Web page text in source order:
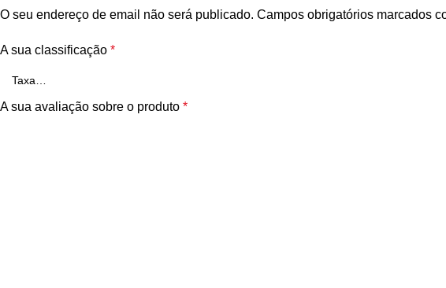
O seu endereço de email não será publicado. Campos obrigatórios marcados
A sua classificação *
A sua avaliação sobre o produto *